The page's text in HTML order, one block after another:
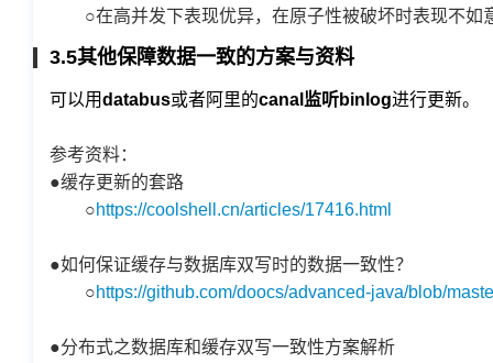
○在高并发下表现优异，在原子性被破坏时表现不如
3.5其他保障数据一致的方案与资料
可以用databus或者阿里的canal监听binlog进行更新。
参考资料：
●缓存更新的套路
○https://coolshell.cn/articles/17416.html
●如何保证缓存与数据库双写时的数据一致性？
○https://github.com/doocs/advanced-java/blob/
●分布式之数据库和缓存双写一致性方案解析